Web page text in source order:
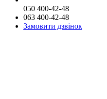
050 400-42-48
063 400-42-48
Замовити дзвінок